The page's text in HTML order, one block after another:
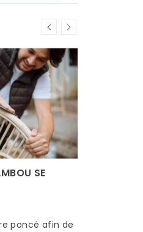
SE
poncé afin de